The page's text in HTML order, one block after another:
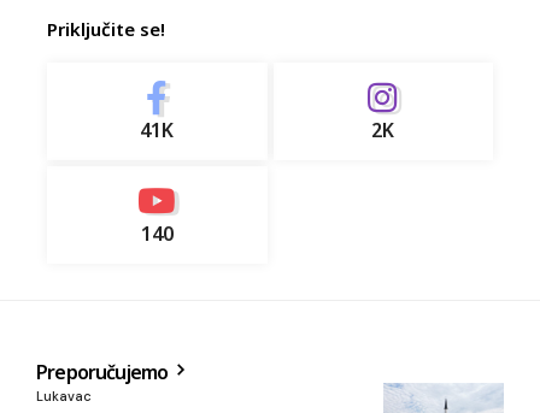
Priključite se!
41K 2K
140
Preporučujemo
Lukavac